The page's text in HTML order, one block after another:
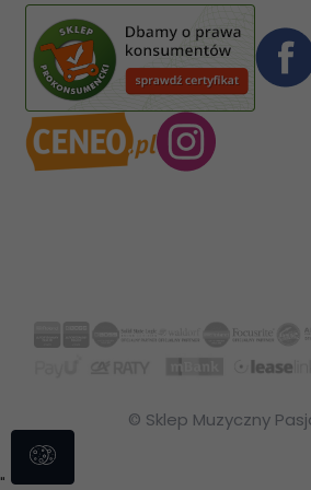
08 1140 2004 0000 3102
© Sklep Muzyczny
"